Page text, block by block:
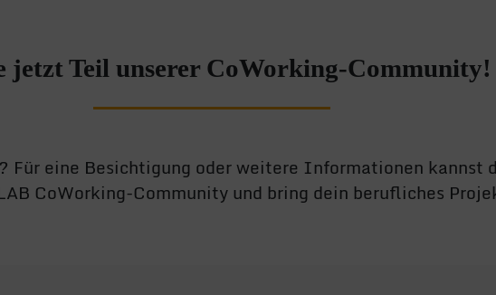
jetzt Teil unserer CoWorking-Community!
Für eine Besichtigung oder weitere Informationen kannst
CoWorking-Community und bring dein berufliches